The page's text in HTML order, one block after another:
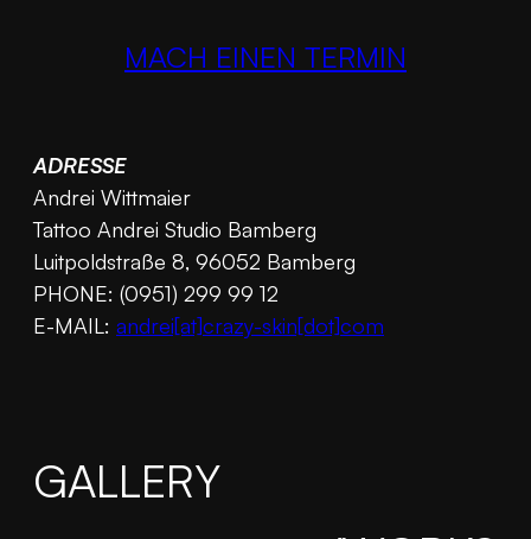
MACH EINEN TERMIN
ADRESSE
Andrei Wittmaier
Tattoo Andrei Studio Bamberg
Luitpoldstraße 8, 96052 Bamberg
PHONE: (0951) 299 99 12
E-MAIL: andrei[at]crazy-skin[dot]com
GALLERY